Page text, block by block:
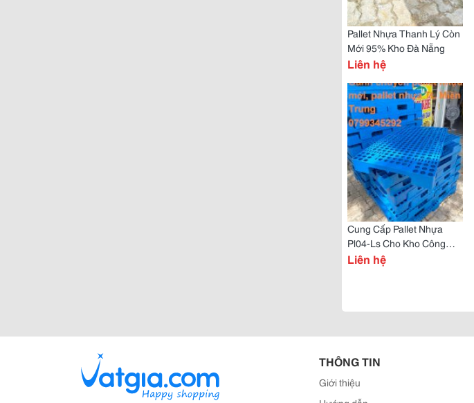
Pallet Nhựa Thanh Lý Còn
Mới 95% Kho Đà Nẵng
Liên hệ
Cung Cấp Pallet Nhựa
Pl04-Ls Cho Kho Công
Nghiệp
Liên hệ
THÔNG TIN
Giới thiệu